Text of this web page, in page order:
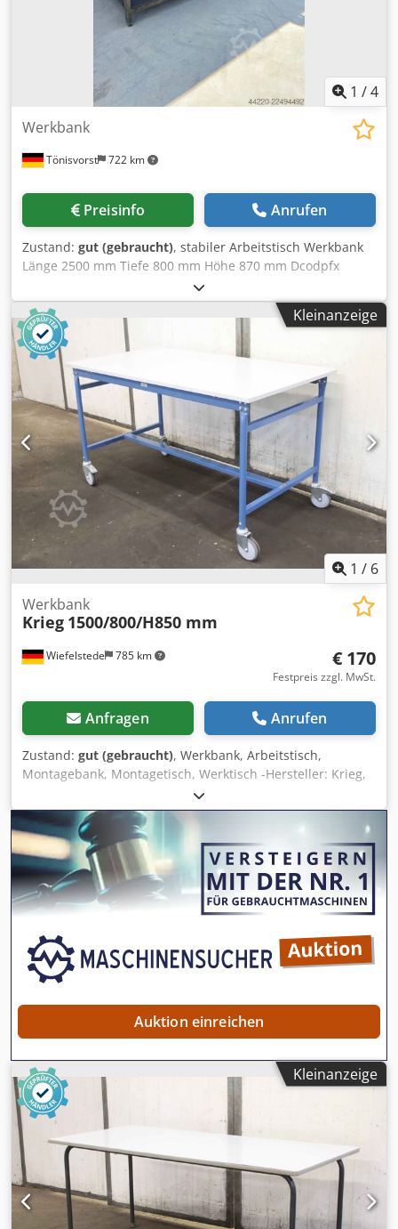
1 /4
Tönisvorst 722 km
Werkbank
Preisinfo Anrufen
Zustand: gut (gebraucht), stabiler Arbeitstisch Werkbank
Länge 2500 mm Tiefe 800 mm Höhe 870 mm Dcodpfx
Ajzrtk Rji Nok Arbeitsplatte 40 mm starkes Sperrholz
Gestell aus Rechtkantrohr 80x40 mm
Kleinanzeige
1 / 6
Wiefelstede 785 km
Werkbank
Krieg 1500/800/H850 mm
€ 170
Festpreis zzgl. MwSt.
Anfragen Anrufen
Zustand: gut (gebraucht), Werkbank, Arbeitstisch,
Montagebank, Montagetisch, Werktisch -Hersteller: Krieg,
Werkbank, massive Auführung, fahrbar -Breite: 1500 mm -
Tiefe: 800 mm Dcsdpfxetff Ags Ai Nsk -Höhe: 850 mm -
Tischplatte: Dicke 25 mm -Untergestell: 4 Lenkrollen, 2x mit
Feststellbremse -Anzahl: 5x Werkbank vorhanden -Preis:
po Stück -Gewicht: 37 kg/St.
Auktion einreichen
Kleinanzeige